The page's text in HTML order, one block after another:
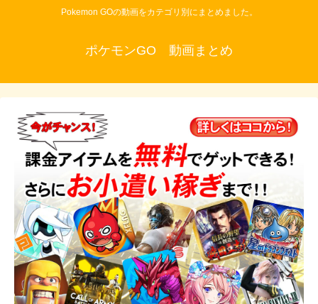
Pokemon GOの動画をカテゴリ別にまとめました。
ポケモンGO 動画まとめ